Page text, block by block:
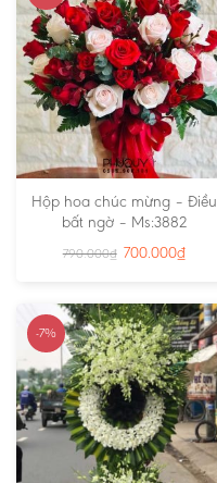
Hộp hoa chúc mừng – Điều
bất ngờ – Ms:3882
790.000₫ 700.000₫
-7%